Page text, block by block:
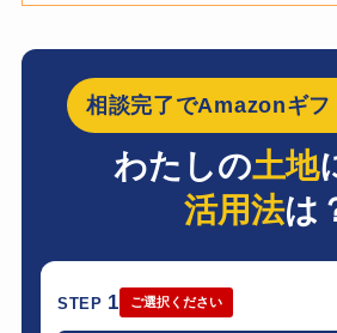
相談完了でAmazonギフ
わたしの土地
活用法は
STEP 1 ご選択ください